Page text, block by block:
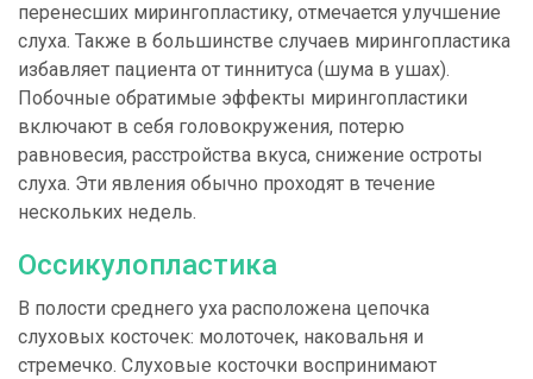
перенесших мирингопластику, отмечается улучшение
слуха. Также в большинстве случаев мирингопластика
избавляет пациента от тиннитуса (шума в ушах).
Побочные обратимые эффекты мирингопластики
включают в себя головокружения, потерю
равновесия, расстройства вкуса, снижение остроты
слуха. Эти явления обычно проходят в течение
нескольких недель.
Оссикулопластика
В полости среднего уха расположена цепочка
слуховых косточек: молоточек, наковальня и
стремечко. Слуховые косточки воспринимают